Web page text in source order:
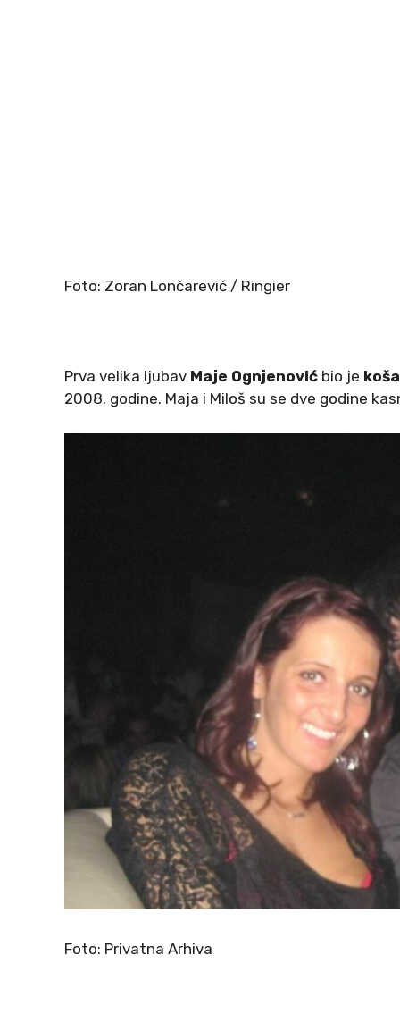
Foto: Zoran Lončarević / Ringier
Prva velika ljubav Maje Ognjenović bio je
2008. godine. Maja i Miloš su se dve godine
Foto: Privatna Arhiva